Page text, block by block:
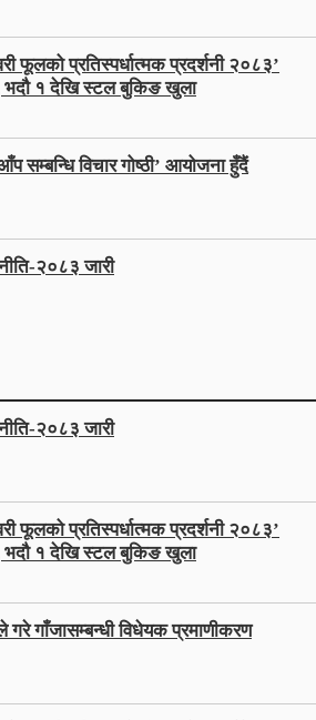
फूलको प्रतिस्पर्धात्मक प्रदर्शनी २०८३’
१ देखि स्टल बुकिङ खुला
सम्बन्धि विचार गोष्ठी’ आयोजना हुँदैं
२०८३ जारी
२०८३ जारी
फूलको प्रतिस्पर्धात्मक प्रदर्शनी २०८३’
१ देखि स्टल बुकिङ खुला
गाँजासम्बन्धी विधेयक प्रमाणीकरण